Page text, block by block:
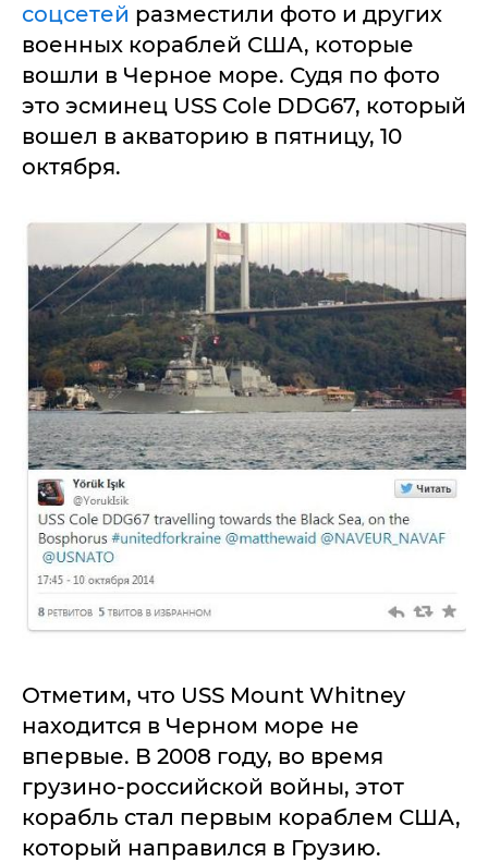
соцсетей разместили фото и других
военных кораблей США, которые
вошли в Черное море. Судя по фото
это эсминец USS Cole DDG67, который
вошел в акваторию в пятницу, 10
октября.
Отметим, что USS Mount Whitney
находится в Черном море не
впервые. В 2008 году, во время
грузино-российской войны, этот
корабль стал первым кораблем США,
который направился в Грузию.